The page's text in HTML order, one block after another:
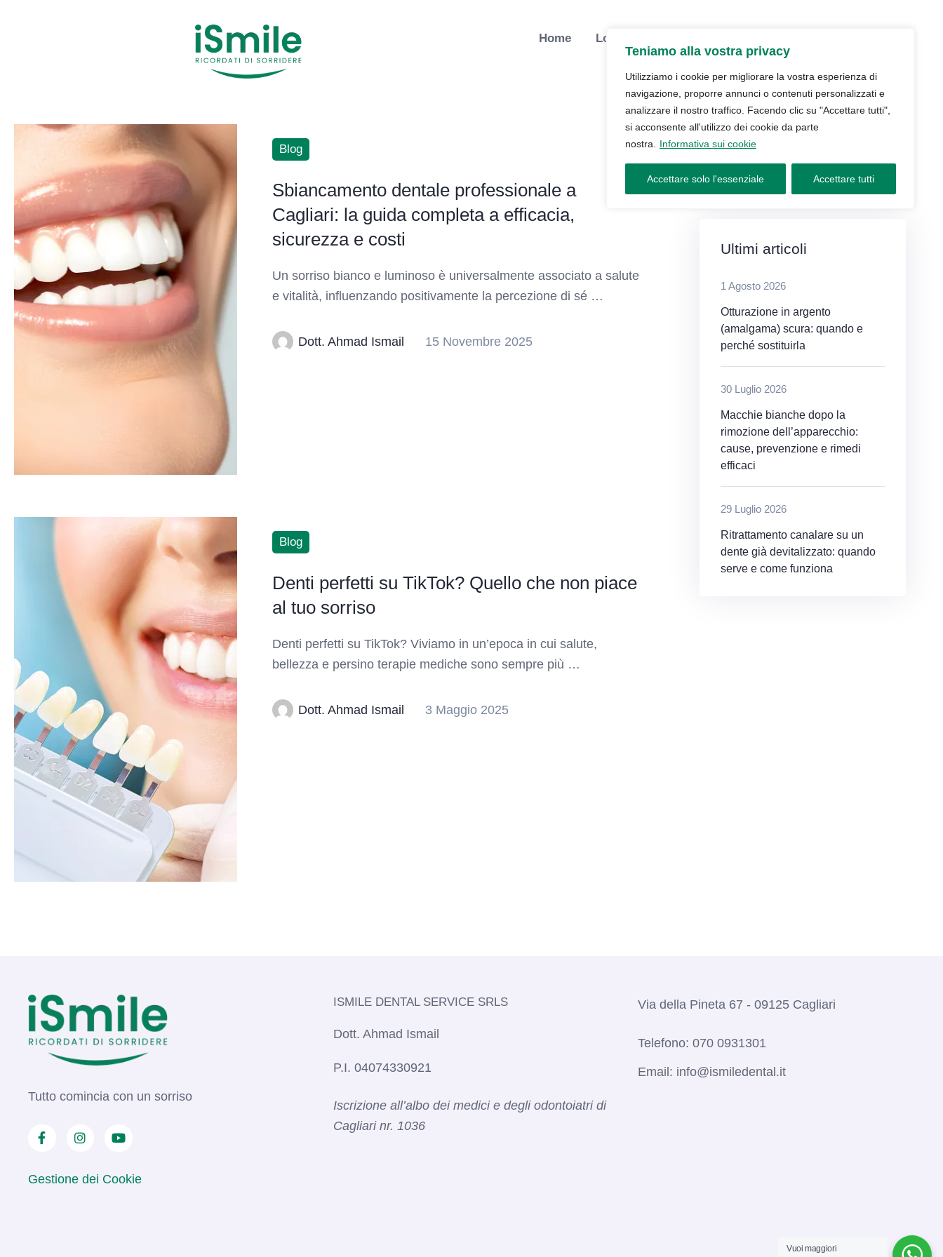
Teniamo alla vostra privacy
Utilizziamo i cookie per migliorare la vostra esperienza di
navigazione, proporre annunci o contenuti personalizzati e
analizzare il nostro traffico. Facendo clic su "Accettare tutti",
si acconsente all'utilizzo dei cookie da parte
nostra.
Informativa sui cookie
Accettare solo l'essenziale Accettare tutti
Home Lo Studio
Blog
Sbiancamento dentale professionale a
Cagliari: la guida completa a efficacia,
sicurezza e costi
Un sorriso bianco e luminoso è universalmente associato a salute
e vitalità, influenzando positivamente la percezione di sé …
Dott. Ahmad Ismail 15 Novembre 2025
Blog
Denti perfetti su TikTok? Quello che non piace
al tuo sorriso
Denti perfetti su TikTok? Viviamo in un’epoca in cui salute,
bellezza e persino terapie mediche sono sempre più …
Dott. Ahmad Ismail 3 Maggio 2025
Ultimi articoli
1 Agosto 2026
Otturazione in argento
(amalgama) scura: quando e
perché sostituirla
30 Luglio 2026
Macchie bianche dopo la
rimozione dell’apparecchio:
cause, prevenzione e rimedi
efficaci
29 Luglio 2026
Ritrattamento canalare su un
dente già devitalizzato: quando
serve e come funziona
Tutto comincia con un sorriso
Gestione dei Cookie
ISMILE DENTAL SERVICE SRLS​
Dott. Ahmad Ismail
P.I. 04074330921
Iscrizione all’albo dei medici e degli odontoiatri di
Cagliari nr. 1036​
Via della Pineta 67 - 09125 Cagliari
Telefono: 070 0931301
Email: info@ismiledental.it
Vuoi maggiori